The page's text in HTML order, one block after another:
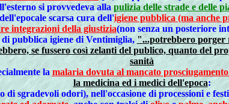
si provvedeva allapulizia delle strade e delle
scarsa cura dell'igiene pubblica (ma anche
integrazioni della giustizia(non senza un posteriore
pubblica igiene di Ventimiglia, "...potrebbero porger
se fussero così zelanti del publico, quanto del
sanità
lamalaria dovuta al mancato
la medicina ed i medici dell'epoca:
sgradevoli odori), nell'occasione di processioni e